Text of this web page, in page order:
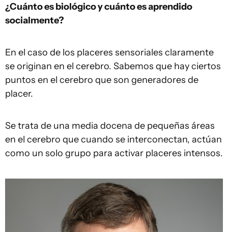
¿Cuánto es biológico y cuánto es aprendido
socialmente?
En el caso de los placeres sensoriales claramente
se originan en el cerebro. Sabemos que hay ciertos
puntos en el cerebro que son generadores de
placer.
Se trata de una media docena de pequeñas áreas
en el cerebro que cuando se interconectan, actúan
como un solo grupo para activar placeres intensos.